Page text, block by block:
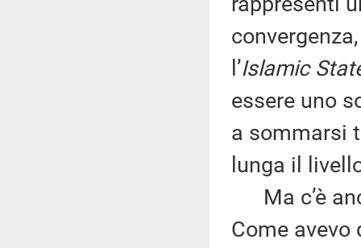
l’Islamic
essere uno
a sommarsi
lunga il
Ma c’è
Come